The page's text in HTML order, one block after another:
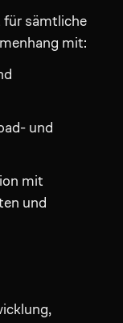
für sämtliche
mit:
und
mit
und